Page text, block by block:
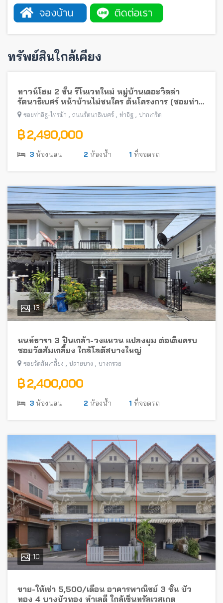
ทรัพย์สินใกล้เคียง
ทาวน์โฮม 2 ชั้น รีโนเวทใหม่ หมู่บ้านเดอะวิลล่า
รัตนาธิเบศร์ หน้าบ้านไม่ชนใคร ต้นโครงการ (ซอยท่า
อิฐ-ไทรม้า) พร้อมอยู่ ใกล้รถไฟฟ้าสายสีม่วง
ซอยท่าอิฐ-ไทรม้า , ถนนรัตนาธิเบศร์ , ท่าอิฐ , ปากเกร็ด
฿ 2,490,000
3 ห้องนอน 2 ห้องน้ำ 1 ที่จอดรถ
13
นนท์ธารา 3 ปิ่นเกล้า-วงแหวน แปลงมุม ต่อเติมครบ
ซอยวัดส้มเกลี้ยง ใกล้โลตัสบางใหญ่
ซอยวัดส้มเกลี้ยง , ปลายบาง , บางกรวย
฿ 2,400,000
3 ห้องนอน 2 ห้องน้ำ 1 ที่จอดรถ
10
ขาย-ให้เช่า 5,500/เดือน อาคารพาณิชย์ 3 ชั้น บัว
ทอง 4 บางบัวทอง ทำเลดี ใกล้เซ็นทรัลเวสเกต